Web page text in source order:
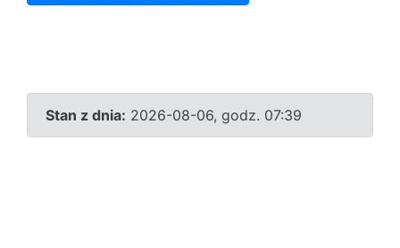
Stan z dnia: 2026-08-06, godz. 07:39